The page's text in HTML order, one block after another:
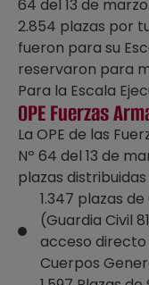
64 del 13 de
2.854 plazas por
fueron para su
reservaron para
Para la Escala
OPE Fuerzas
La OPE de las
Nº 64 del 13 de
plazas
1.347 plazas
(Guardia Civil
acceso directo
Cuerpos